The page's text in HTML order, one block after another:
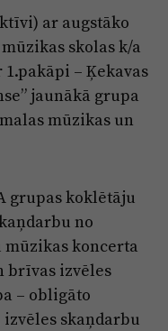
ar augstāko
skolas k/a
– Ķekavas
jaunākā grupa
mūzikas un
grupas koklētāju
no
mūzikas koncerta
brīvas izvēles
– obligāto
skaņdarbu